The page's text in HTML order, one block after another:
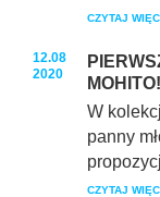
CZYTAJ
12.08
2020
MOHITO!
W
panny
CZYTAJ